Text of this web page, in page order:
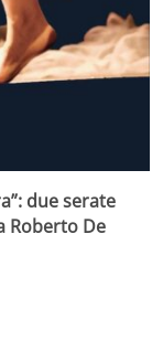
due serate
Roberto De